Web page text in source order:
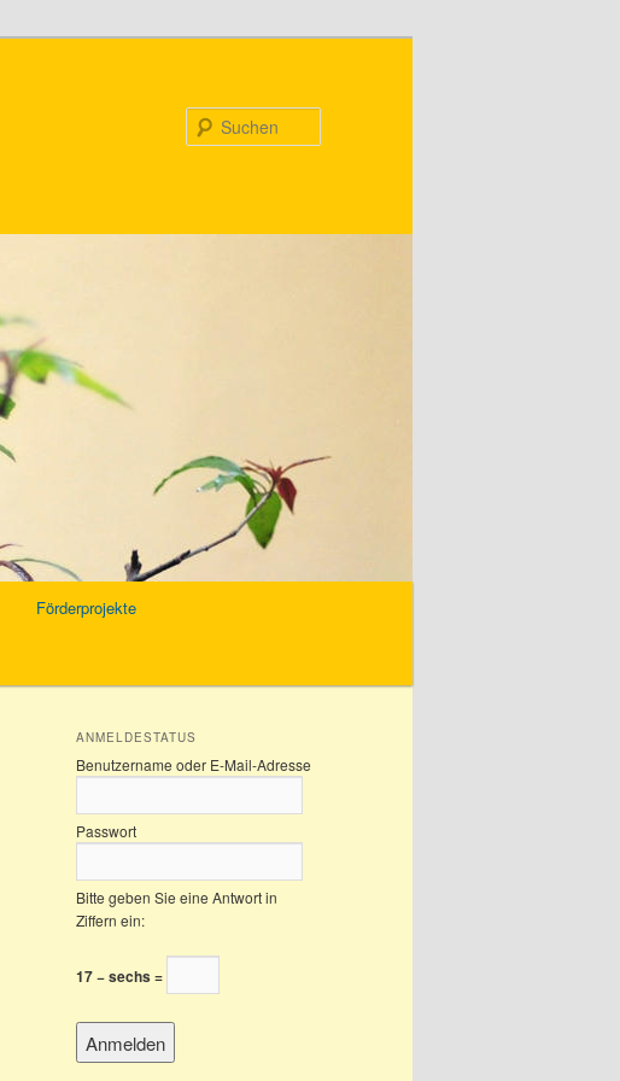
Förderprojekte
ANMELDESTATUS
Benutzername oder E-Mail-Adresse
Passwort
Bitte geben Sie eine Antwort in
Ziffern ein:
17 − sechs =